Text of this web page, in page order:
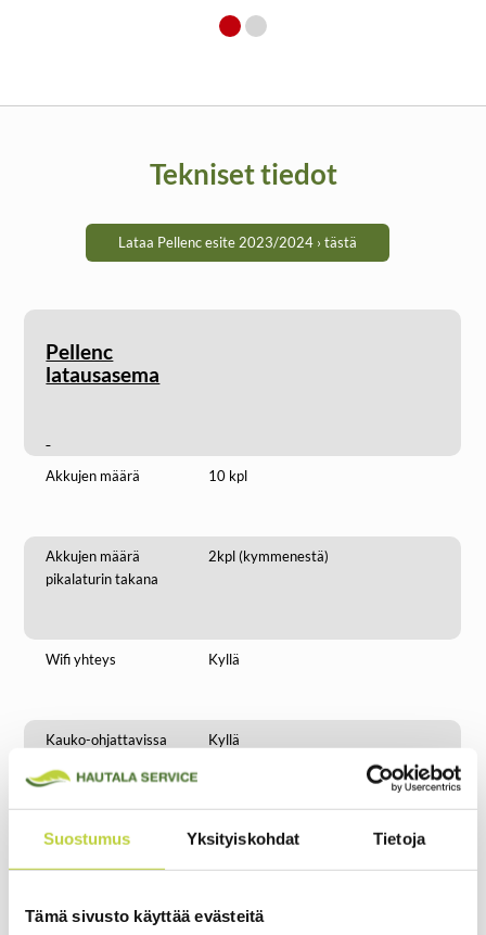
Suostumus Yksityiskohdat Tietoja
Tämä sivusto käyttää evästeitä
Tekniset tiedot
Lataa Pellenc esite 2023/2024 › tästä
Pellenc
latausasema
Akkujen määrä 10 kpl
Akkujen määrä
pikalaturin takana
2kpl (kymmenestä)
Wifi yhteys Kyllä
Kauko-ohjattavissa
kautta
Kyllä